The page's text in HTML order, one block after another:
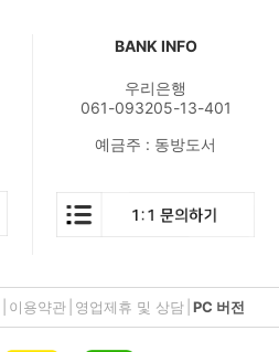
BANK INFO
우리은행
061-093205-13-401
예금주 : 동방도서
이용약관 영업제휴 및 상담 PC 버전